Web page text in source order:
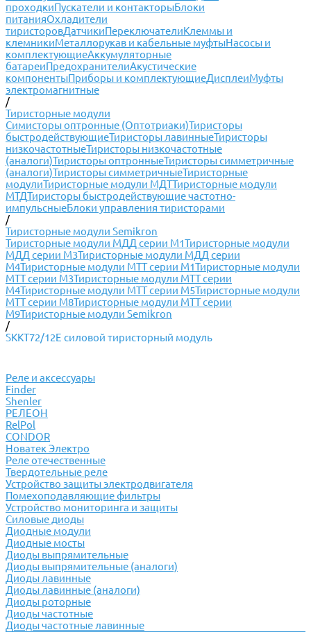
проходкиПускатели и контакторыБлоки
питанияОхладители
тиристоровДатчикиПереключателиКлеммы и
клемникиМеталлорукав и кабельные муфтыНасосы и
комплектующиеАккумуляторные
батареиПредохранителиАкустические
компонентыПриборы и комплектующиеДисплеиМуфты
электромагнитные
/
Тиристорные модули
Симисторы оптронные (Оптотриаки)Тиристоры
быстродействующиеТиристоры лавинныеТиристоры
низкочастотныеТиристоры низкочастотные
(аналоги)Тиристоры оптронныеТиристоры симметричные
(аналоги)Тиристоры симметричныеТиристорные
модулиТиристорные модули МДТТиристорные модули
МТДТиристоры быстродействующие частотно-
импульсныеБлоки управления тиристорами
/
Тиристорные модули Semikron
Тиристорные модули МДД серии М1Тиристорные модули
МДД серии М3Тиристорные модули МДД серии
М4Тиристорные модули МТТ серии М1Тиристорные модули
МТТ серии М3Тиристорные модули МТТ серии
М4Тиристорные модули МТТ серии М5Тиристорные модули
МТТ серии М8Тиристорные модули МТТ серии
М9Тиристорные модули Semikron
/
SKKT72/12E силовой тиристорный модуль
Реле и аксессуары
Finder
Shenler
РЕЛЕОН
RelPol
CONDOR
Новатек Электро
Реле отечественные
Твердотельные реле
Устройство защиты электродвигателя
Помехоподавляющие фильтры
Устройство мониторинга и защиты
Силовые диоды
Диодные модули
Диодные мосты
Диоды выпрямительные
Диоды выпрямительные (аналоги)
Диоды лавинные
Диоды лавинные (аналоги)
Диоды роторные
Диоды частотные
Диоды частотные лавинные